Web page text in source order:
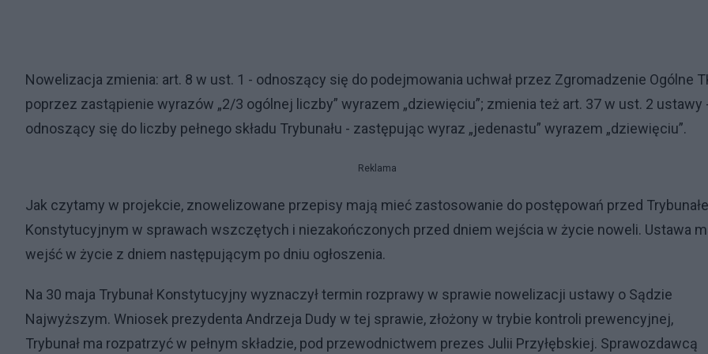
Nowelizacja zmienia: art. 8 w ust. 1 - odnoszący się do podejmowania uchwał przez Zgromadzenie Ogólne
poprzez zastąpienie wyrazów „2/3 ogólnej liczby” wyrazem „dziewięciu”; zmienia też art. 37 w ust. 2 ustawy
odnoszący się do liczby pełnego składu Trybunału - zastępując wyraz „jedenastu” wyrazem „dziewięciu”.
Reklama
Jak czytamy w projekcie, znowelizowane przepisy mają mieć zastosowanie do postępowań przed
Konstytucyjnym w sprawach wszczętych i niezakończonych przed dniem wejścia w życie noweli. Ustawa
wejść w życie z dniem następującym po dniu ogłoszenia.
Na 30 maja Trybunał Konstytucyjny wyznaczył termin rozprawy w sprawie nowelizacji ustawy o Sądzie
Najwyższym. Wniosek prezydenta Andrzeja Dudy w tej sprawie, złożony w trybie kontroli prewencyjnej,
Trybunał ma rozpatrzyć w pełnym składzie, pod przewodnictwem prezes Julii Przyłębskiej. Sprawozdawcą